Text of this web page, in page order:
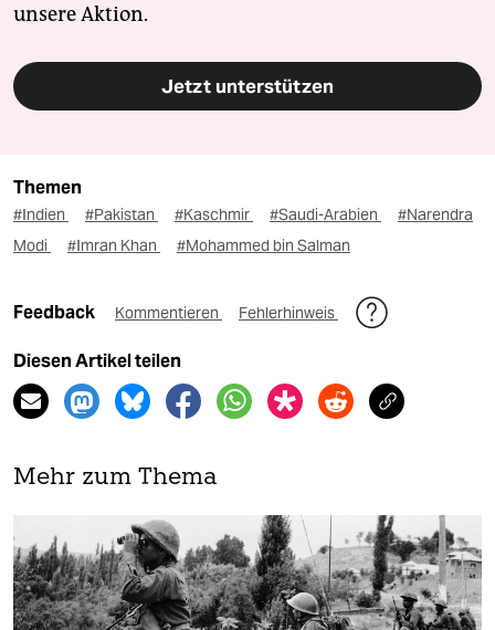
unsere Aktion.
Jetzt unterstützen
Themen
#Indien #Pakistan #Kaschmir #Saudi-Arabien
#Narendra
Modi
#Imran Khan #Mohammed bin Salman
Feedback Kommentieren Fehlerhinweis
Diesen Artikel teilen
Mehr zum Thema